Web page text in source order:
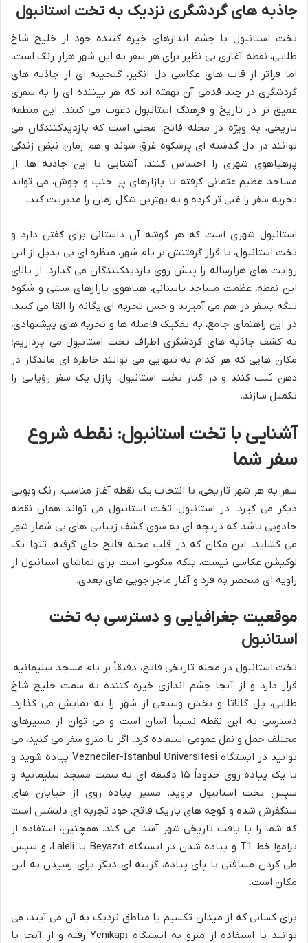
جاذبه های گردشگری نزدیک به تخت استانبول
تخت استانبول با چشم اندازهای خیره کننده خود از خلیج شاخ
طلایی، نقطه آغازی بی نظیر برای هر سفر به این شهر هزار رنگ است.
اما فراتر از قاب های عکاسی دل انگیز، گنجینه ای از جاذبه های
گردشگری در چند قدمی آن نهفته اند که هر بیننده ای را به سفری
عمیق تر در تاریخ و فرهنگ استانبول دعوت می کنند. این منطقه
تاریخی، به ویژه در محله فاتح، محلی است که بازدیدکنندگان می
توانند در دل گذشته ای پرشکوه غرق شوند و هم زمان، نبض زندگی
پرهیاهوی شهری را احساس کنند. آشنایی با این جاذبه ها، از
مساجد عظیم عثمانی گرفته تا بازارهای پر جنب و جوش، می تواند
تجربه سفر را غنی تر کرده و به بهترین شکل زمان را مدیریت کند.
استانبول شهری است که هر گوشه آن داستانی برای گفتن دارد و
تخت استانبول، با قرار گرفتنش بر بام شهر، منظره ای بی بدیل از این
روایت های هزارساله را پیش روی بازدیدکنندگان می گذارد. از بالای
این نقطه، عظمت مساجد باستانی، هیاهوی بازارهای سنتی و شکوه
تنگه بسفر در هم می آمیزند و حس تجربه ای یگانه را القا می کنند.
در این راهنمای جامع، به تفکیک فاصله ها و تجربه های پیشنهادی،
به کشف جاذبه های گردشگری اطراف تخت استانبول می پردازیم؛
مکان هایی که هر کدام به تنهایی می توانند خاطره ای ماندگار در
ذهن ثبت کنند و در کنار تخت استانبول، پازل یک سفر رؤیایی را
تکمیل سازند.
آشنایی با تخت استانبول: نقطه شروع
سفر شما
سفر به هر شهر تاریخی، با انتخاب یک نقطه آغاز مناسب، رنگ وبویی
دیگر می گیرد. در استانبول، تخت استانبول می تواند همان نقطه
جادویی باشد که دریچه ای به سوی کشف زیبایی های بی شمار شهر
می گشاید. این مکان که در قلب محله فاتح جای گرفته، تنها یک
لوکیشن عکاسی نیست، بلکه سکویی است برای تماشای استانبول از
زاویه ای منحصر به فرد و آغاز ماجراجویی های بعدی.
موقعیت جغرافیایی و دسترسی به تخت
استانبول
تخت استانبول در محله تاریخی فاتح، دقیقاً بر بام مسجد سلیمانیه،
قرار دارد و از آنجا چشم اندازی خیره کننده به سمت خلیج شاخ
طلایی، پل گالاتا و بخش وسیعی از شهر را به نمایش می گذارد.
دسترسی به این نقطه نسبتاً آسان است و می توان از مسیرهای
مختلف حمل و نقل عمومی استفاده کرد. اگر با مترو سفر می کنید، می
توانید در ایستگاه Vezneciler-İstanbul Üniversitesi پیاده شوید و
با یک پیاده روی حدوداً ۱۵ دقیقه ای به سمت مسجد سلیمانیه و
سپس تخت استانبول بروید. مسیر پیاده روی از خیابان های
سنگفرش شده و کوچه های باریک فاتح، خود تجربه ای دلنشین است
که شما را با بافت تاریخی شهر آشنا می کند. همچنین، استفاده از
تراموا خط T1 و پیاده شدن در ایستگاه Beyazıt یا Laleli، و سپس
طی کردن مسافتی با پای پیاده، گزینه ای دیگر برای رسیدن به این
مکان است.
برای کسانی که از میدان تکسیم یا مناطق نزدیک به آن می آیند، می
توانند با استفاده از مترو به ایستگاه Yenikapı رفته و از آنجا با